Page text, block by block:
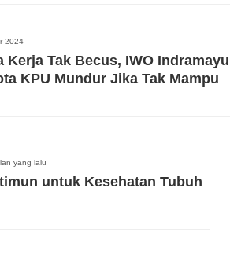
2024
Kerja Tak Becus, IWO Indramayu
KPU Mundur Jika Tak Mampu
yang lalu
untuk Kesehatan Tubuh